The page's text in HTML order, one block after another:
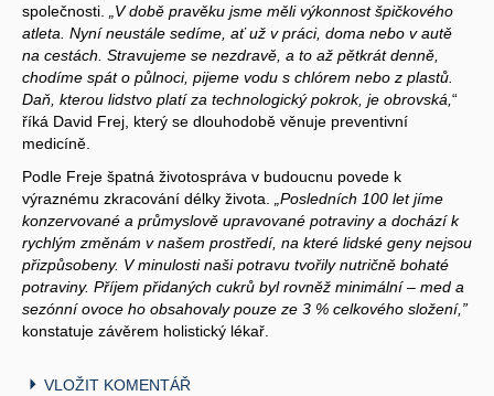
společnosti.
„V době pravěku jsme měli výkonnost špičkového
atleta. Nyní neustále sedíme, ať už v práci, doma nebo v autě
na cestách. Stravujeme se nezdravě, a to až pětkrát denně,
chodíme spát o půlnoci, pijeme vodu s chlórem nebo z plastů.
Daň, kterou lidstvo platí za technologický pokrok, je obrovská, “
říká David Frej, který se dlouhodobě věnuje preventivní
medicíně.
Podle Freje špatná životospráva v budoucnu povede k
výraznému zkracování délky života.
„Posledních 100 let jíme
konzervované a průmyslově upravované potraviny a dochází k
rychlým změnám v našem prostředí, na které lidské geny nejsou
přizpůsobeny. V minulosti naši potravu tvořily nutričně bohaté
potraviny. Příjem přidaných cukrů byl rovněž minimální – med a
sezónní ovoce ho obsahovaly pouze ze 3 % celkového složení,”
konstatuje závěrem holistický lékař.
VLOŽIT KOMENTÁŘ